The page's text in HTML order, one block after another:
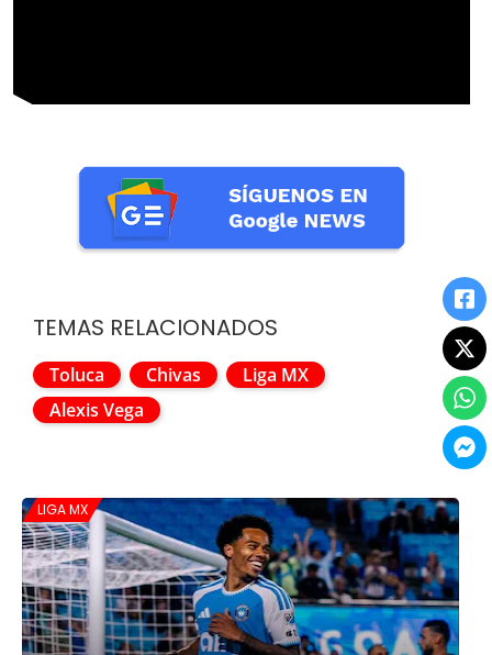
TEMAS RELACIONADOS
Toluca Chivas
Liga MX
Alexis Vega
LIGA MX